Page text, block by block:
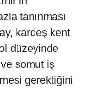
tanınması
kardeş kent
düzeyinde
somut iş
gerektiğini